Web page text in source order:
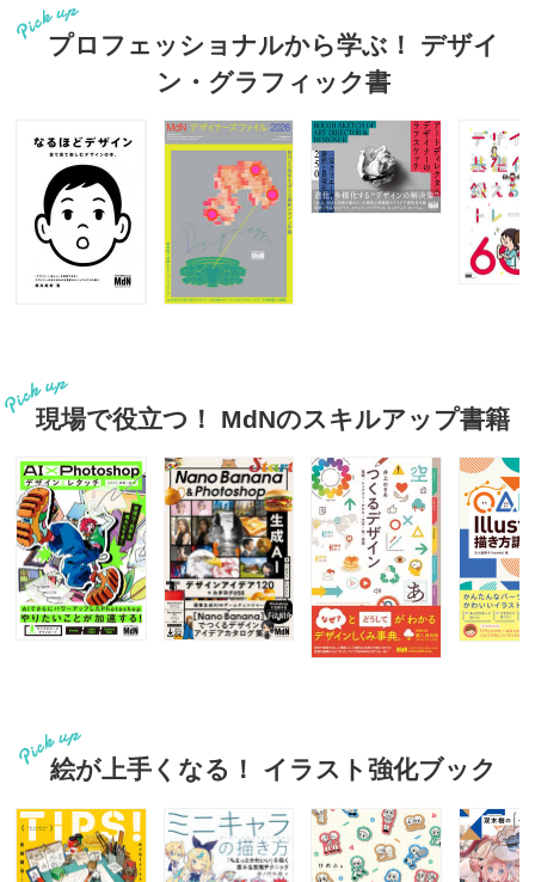
プロフェッショナルから学ぶ！ デザイ
ン・グラフィック書
現場で役立つ！ MdNのスキルアップ書籍
絵が上手くなる！ イラスト強化ブック